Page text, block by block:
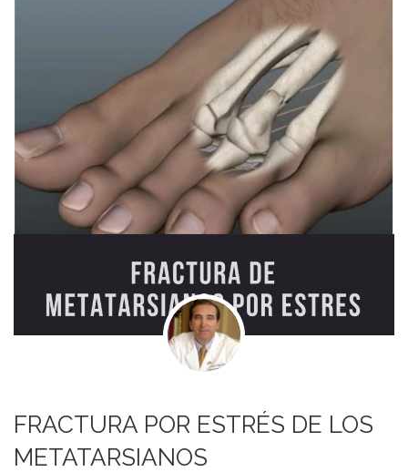
FRACTURA POR ESTRÉS DE LOS
METATARSIANOS